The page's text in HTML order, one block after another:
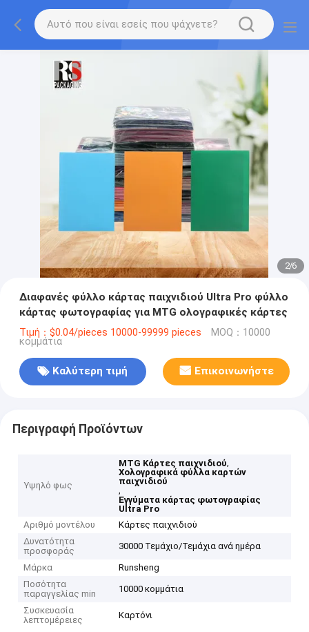
2/6
Διαφανές φύλλο κάρτας παιχνιδιού Ultra Pro φύλλο
κάρτας φωτογραφίας για MTG ολογραφικές κάρτες
Τιμή：$0.04/pieces 10000-99999 pieces MOQ：10000
κομμάτια
Καλύτερη τιμή Επικοινωνήστε
Περιγραφή Προϊόντων
Υψηλό φως
MTG Κάρτες παιχνιδιού,
Χολογραφικά φύλλα καρτών
παιχνιδιού
,
Εγγύματα κάρτας φωτογραφίας
Ultra Pro
Αριθμό μοντέλου
Κάρτες παιχνιδιού
Δυνατότητα
προσφοράς
30000 Τεμάχιο/Τεμάχια ανά ημέρα
Μάρκα
Runsheng
Ποσότητα
παραγγελίας min
10000 κομμάτια
Συσκευασία
λεπτομέρειες
Καρτόνι